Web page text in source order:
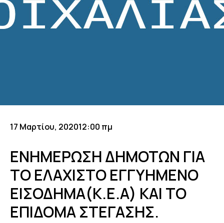
17 Μαρτίου, 202012:00 πμ
ΕΝΗΜΕΡΩΣΗ ΔΗΜΟΤΩΝ ΓΙΑ
ΤΟ ΕΛΑΧΙΣΤΟ ΕΓΓΥΗΜΕΝΟ
ΕΙΣΟΔΗΜΑ(Κ.Ε.Α) ΚΑΙ ΤΟ
ΕΠΙΔΟΜΑ ΣΤΕΓΑΣΗΣ.